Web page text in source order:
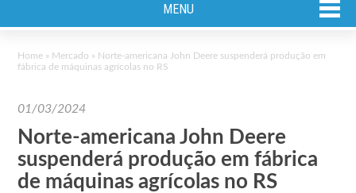
MENU
Home » Mercado » Norte-americana John Deere suspenderá produção em
fábrica de máquinas agrícolas no RS
01/03/2024
Norte-americana John Deere
suspenderá produção em fábrica
de máquinas agrícolas no RS